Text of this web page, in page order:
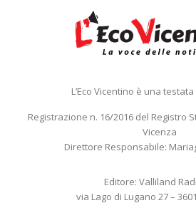
L’Eco Vicentino è una
Registrazione n. 16/2016 del Registro
Vicenza
Direttore Responsabile:
Editore: Valliland
via Lago di Lugano 27 –